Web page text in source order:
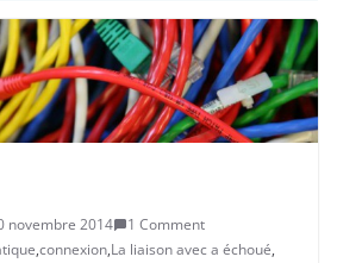
novembre 2014
1 Comment
,connexion,La liaison avec a échoué,